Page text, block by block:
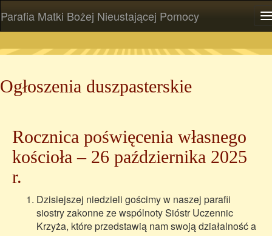
Parafia Matki Bożej Nieustającej Pomocy
Ogłoszenia duszpasterskie
Rocznica poświęcenia własnego
kościoła – 26 października 2025
r.
Dzisiejszej niedzieli gościmy w naszej parafii
siostry zakonne ze wspólnoty Sióstr Uczennic
Krzyża, które przedstawią nam swoją działalność a